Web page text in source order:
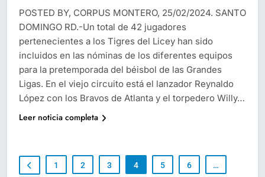
POSTED BY, CORPUS MONTERO, 25/02/2024. SANTO
DOMINGO RD.-Un total de 42 jugadores
pertenecientes a los Tigres del Licey han sido
incluidos en las nóminas de los diferentes equipos
para la pretemporada del béisbol de las Grandes
Ligas. En el viejo circuito está el lanzador Reynaldo
López con los Bravos de Atlanta y el torpedero Willy…
Leer noticia completa
1 2 3 4 5 6 …